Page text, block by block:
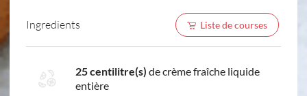
Ingredients Liste de courses
25 centilitre(s) de crème fraîche liquide
entière